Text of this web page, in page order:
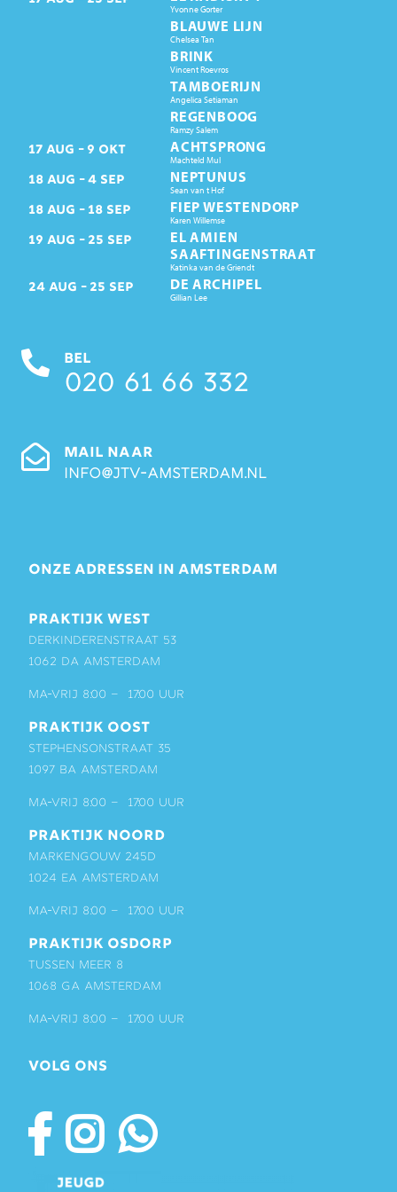
Yvonne Gorter
BLAUWE LIJN
Chelsea Tan
BRINK
Vincent Roevros
TAMBOERIJN
Angelica Setiaman
REGENBOOG
Ramzy Salem
17 AUG 9 OKT ACHTSPRONG
Machteld Mul
18 AUG 4 SEP NEPTUNUS
Sean van t Hof
18 AUG 18 SEP FIEP WESTENDORP
Karen Willemse
19 AUG 25 SEP
EL AMIEN
SAAFTINGENSTRAAT
Katinka van de Griendt
24 AUG 25 SEP DE ARCHIPEL
Gillian Lee
BEL
020 61 66 332
MAIL NAAR
info@jtv-amsterdam.nl
ONZE ADRESSEN IN AMSTERDAM
PRAKTIJK WEST
Derkinderenstraat 53
1062 DA Amsterdam
ma-vrij 8:00 – 17:00 uur
PRAKTIJK OOST
Stephensonstraat 35
1097 BA Amsterdam
ma-vrij 8:00 – 17:00 uur
PRAKTIJK NOORD
Markengouw 245D
1024 EA Amsterdam
ma-vrij 8:00 – 17:00 uur
PRAKTIJK OSDORP
Tussen Meer 8
1068 GA Amsterdam
ma-vrij 8:00 – 17:00 uur
VOLG ONS